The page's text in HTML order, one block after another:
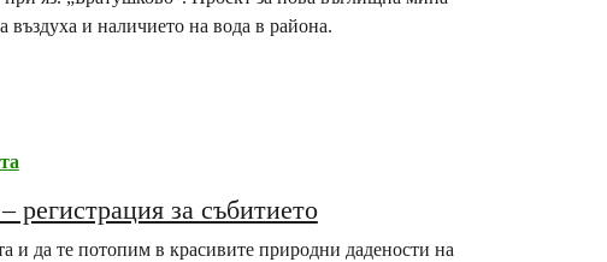
въздуха и наличието на вода в района.
регистрация за събитието
и да те потопим в красивите природни дадености на